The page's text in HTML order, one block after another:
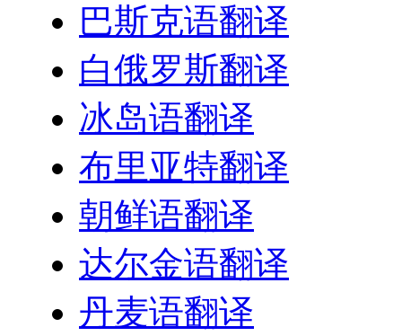
巴斯克语翻译
白俄罗斯翻译
冰岛语翻译
布里亚特翻译
朝鲜语翻译
达尔金语翻译
丹麦语翻译